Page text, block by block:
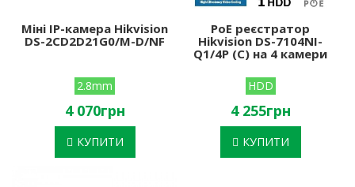
Міні IP-камера Hikvision
DS-2CD2D21G0/M-D/NF
2.8mm
4 070грн
КУПИТИ
PoE реєстратор
Hikvision DS-7104NI-
Q1/4P (C) на 4 камери
HDD
4 255грн
КУПИТИ